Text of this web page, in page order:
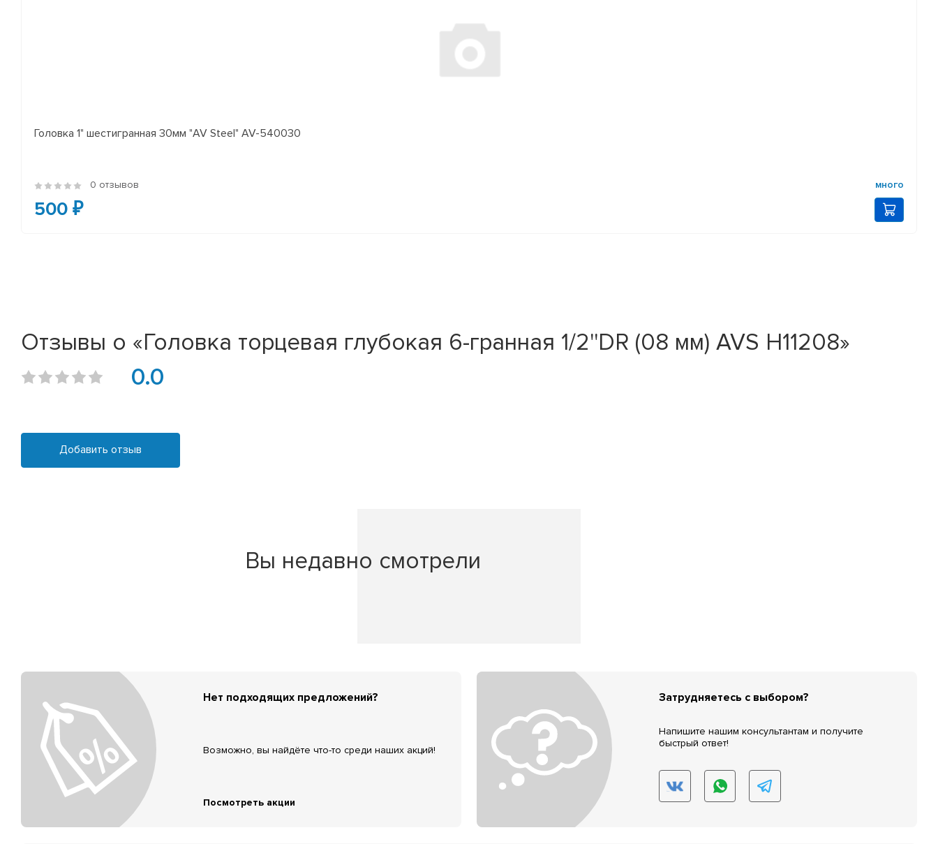
Головка 1" шестигранная 30мм "AV Steel" AV-540030
0 отзывов много
500 ₽
Отзывы о «Головка торцевая глубокая 6-гранная 1/2''DR (08 мм) AVS H11208»
0.0
Добавить отзыв
Вы недавно смотрели
Нет подходящих предложений?
Возможно, вы найдёте что-то среди наших акций!
Посмотреть акции
Затрудняетесь с выбором?
Напишите нашим консультантам и получите
быстрый ответ!